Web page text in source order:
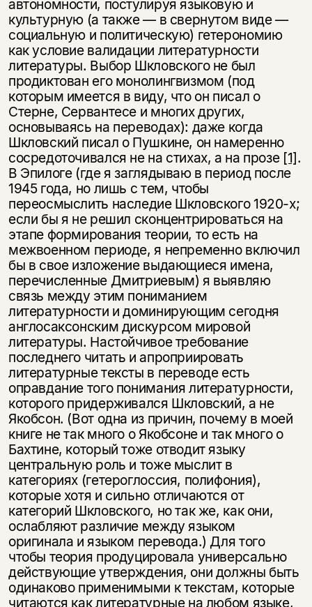
автономности, постулируя языковую и
культурную (а также — в свернутом виде —
социальную и политическую) гетерономию
как условие валидации литературности
литературы. Выбор Шкловского не был
продиктован его монолингвизмом (под
которым имеется в виду, что он писал о
Стерне, Сервантесе и многих других,
основываясь на переводах): даже когда
Шкловский писал о Пушкине, он намеренно
сосредоточивался не на стихах, а на прозе [1].
В Эпилоге (где я заглядываю в период после
1945 года, но лишь с тем, чтобы
переосмыслить наследие Шкловского 1920-х;
если бы я не решил сконцентрироваться на
этапе формирования теории, то есть на
межвоенном периоде, я непременно включил
бы в свое изложение выдающиеся имена,
перечисленные Дмитриевым) я выявляю
связь между этим пониманием
литературности и доминирующим сегодня
англосаксонским дискурсом мировой
литературы. Настойчивое требование
последнего читать и апроприировать
литературные тексты в переводе есть
оправдание того понимания литературности,
которого придерживался Шкловский, а не
Якобсон. (Вот одна из причин, почему в моей
книге не так много о Якобсоне и так много о
Бахтине, который тоже отводит языку
центральную роль и тоже мыслит в
категориях (гетероглоссия, полифония),
которые хотя и сильно отличаются от
категорий Шкловского, но так же, как они,
ослабляют различие между языком
оригинала и языком перевода.) Для того
чтобы теория продуцировала универсально
действующие утверждения, они должны быть
одинаково применимыми к текстам, которые
читаются как литературные на любом языке,